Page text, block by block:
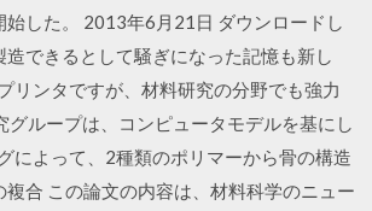
した。 2013年6月21日 ダウンロードし
できるとして騒ぎになった記憶も新し
リンタですが、材料研究の分野でも強力
ループは、コンピュータモデルを基にし
によって、2種類のポリマーから骨の構造
複合 この論文の内容は、材料科学のニュー